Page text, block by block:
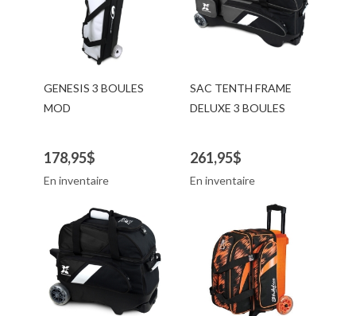
GENESIS 3 BOULES
MOD
178,95$
En inventaire
SAC TENTH FRAME
DELUXE 3 BOULES
261,95$
En inventaire